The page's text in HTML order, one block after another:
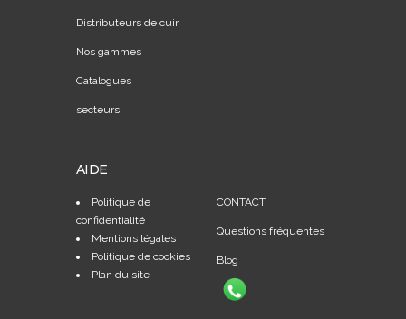
Distributeurs de cuir
Nos gammes
Catalogues
secteurs
AIDE
Politique de
confidentialité
Mentions légales
Politique de cookies
Plan du site
CONTACT
Questions fréquentes
Blog